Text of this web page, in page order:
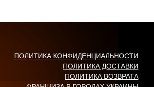
ПОЛИТИКА КОНФИДЕНЦИАЛЬНОСТИ
ПОЛИТИКА ДОСТАВКИ
ПОЛИТИКА ВОЗВРАТА